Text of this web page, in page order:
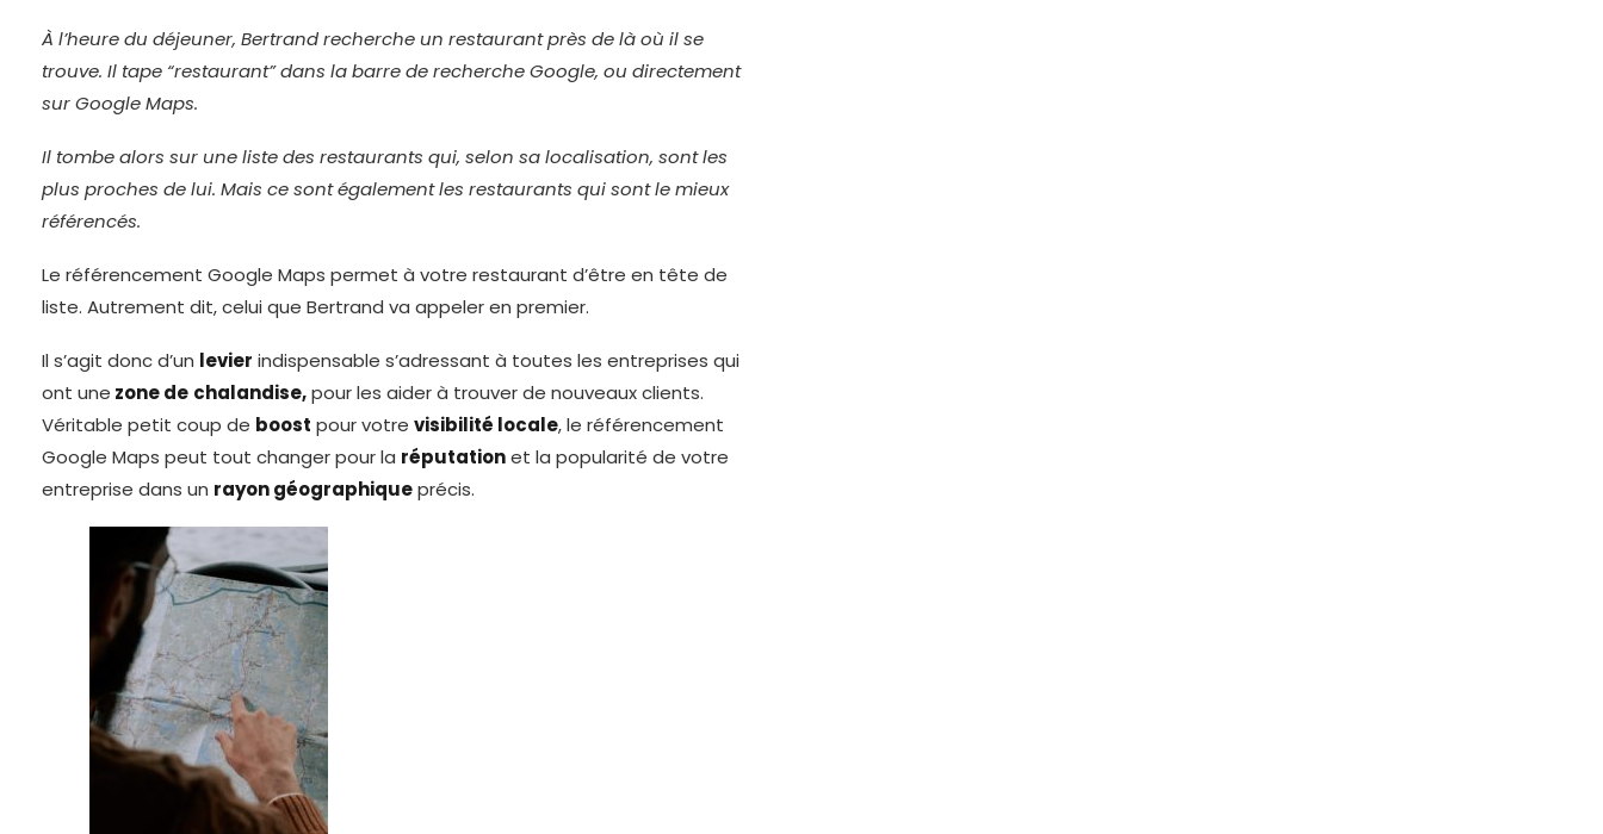
À l’heure du déjeuner, Bertrand recherche un restaurant près de là où il se
trouve. Il tape “restaurant” dans la barre de recherche Google, ou directement
sur Google Maps.
Il tombe alors sur une liste des restaurants qui, selon sa localisation, sont les
plus proches de lui. Mais ce sont également les restaurants qui sont le mieux
référencés.
Le référencement Google Maps permet à votre restaurant d’être en tête de
liste. Autrement dit, celui que Bertrand va appeler en premier.
Il s’agit donc d’un levier indispensable s’adressant à toutes les entreprises qui
ont une zone de chalandise,pour les aider à trouver de nouveaux clients.
Véritable petit coup de boost pour votre visibilité locale, le référencement
Google Maps peut tout changer pour la réputationet la popularité de votre
entreprise dans un rayon géographiqueprécis.